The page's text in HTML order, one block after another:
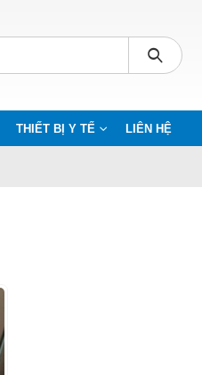
THIẾT BỊ Y TẾ LIÊN HỆ